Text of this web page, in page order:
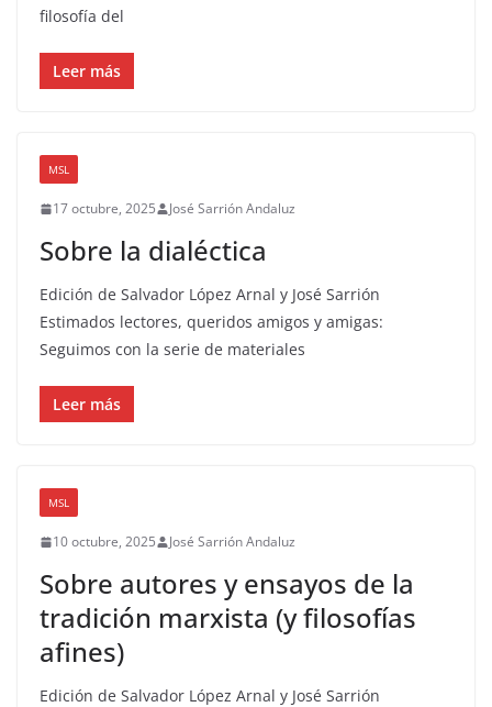
filosofía del
Leer más
MSL
17 octubre, 2025 José Sarrión Andaluz
Sobre la dialéctica
Edición de Salvador López Arnal y José Sarrión
Estimados lectores, queridos amigos y amigas:
Seguimos con la serie de materiales
Leer más
MSL
10 octubre, 2025 José Sarrión Andaluz
Sobre autores y ensayos de la
tradición marxista (y filosofías
afines)
Edición de Salvador López Arnal y José Sarrión